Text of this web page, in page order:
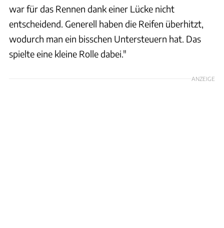
war für das Rennen dank einer Lücke nicht
entscheidend. Generell haben die Reifen überhitzt,
wodurch man ein bisschen Untersteuern hat. Das
spielte eine kleine Rolle dabei."
ANZEIGE